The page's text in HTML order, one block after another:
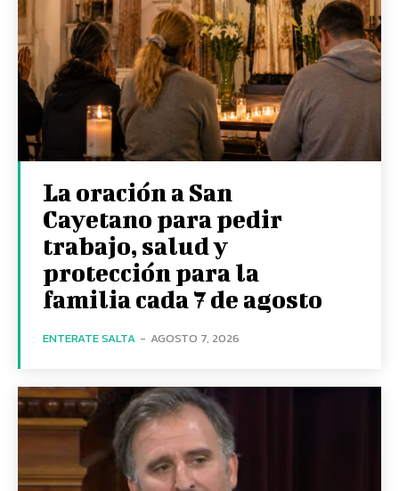
La oración a San
Cayetano para pedir
trabajo, salud y
protección para la
familia cada 7 de agosto
ENTERATE SALTA - AGOSTO 7, 2026